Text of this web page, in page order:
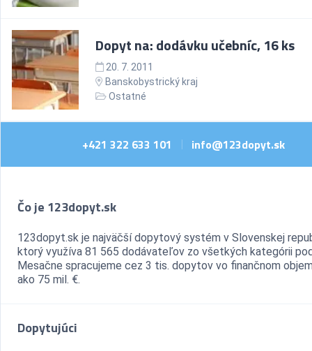
Dopyt na: dodávku učebníc, 16 ks
20. 7. 2011
Banskobystrický kraj
Ostatné
+421 322 633 101 | info@123dopyt.sk
Čo je 123dopyt.sk
123dopyt.sk je najväčší dopytový systém v Slovenskej
ktorý využíva 81 565 dodávateľov zo všetkých kategórii
Mesačne spracujeme cez 3 tis. dopytov vo finančnom
ako 75 mil. €.
Dopytujúci